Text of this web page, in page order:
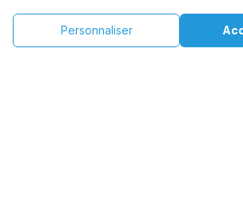
Accepter, vous acceptez de le faire. Plus
être trouvées dans notre
politique de cookie.
PersonnaliserVoir les disponibilités
€122
+
Voir les